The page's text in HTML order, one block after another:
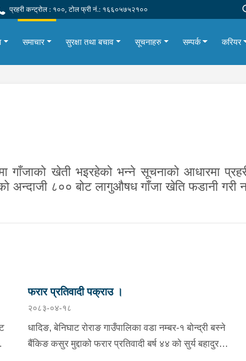
प्रहरी कन्ट्रोल : १००, टोल फ्री नं.: १६६०५७५२१००
समाचार सुरक्षा तथा बचाव सूचनाहरु सम्पर्क करियर
गाँजाको खेती भइरहेको भन्ने सूचनाको आधारमा
अन्दाजी ८०० बोट लागुऔषध गाँजा खेति फडानी गरी
फरार प्रतिवादी पक्राउ ।
२०८३-०४-१८
धादिङ, बेनिघाट रोराङ गाउँपालिका वडा नम्बर-१ बोन्द्री बस्ने
बैंकिङ कसुर मुद्दाको फरार प्रतिवादी बर्ष ४४ को सुर्य बहादुर